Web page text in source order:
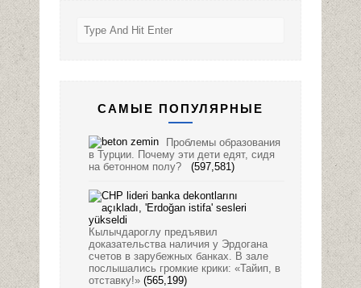
САМЫЕ ПОПУЛЯРНЫЕ
Проблемы образования
в Турции. Почему эти дети едят, сидя
на бетонном полу?
(597,581)
Кылычдароглу предъявил
доказательства наличия у Эрдогана
счетов в зарубежных банках. В зале
послышались громкие крики: «Тайип, в
отставку!» (565,199)